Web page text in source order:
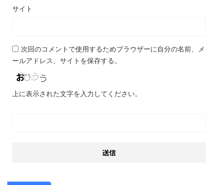
サイト
次回のコメントで使用するためブラウザーに自分の名前、メ
ールアドレス、サイトを保存する。
上に表示された文字を入力してください。